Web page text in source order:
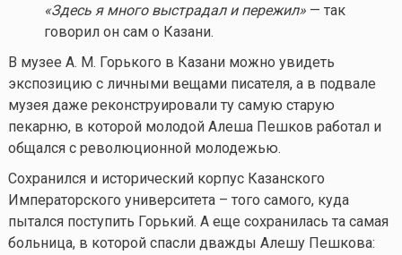
«Здесь я много выстрадал и пережил»— так
говорил он сам о Казани.
В музее А. М. Горького в Казани можно увидеть
экспозицию с личными вещами писателя, а в подвале
музея даже реконструировали ту самую старую
пекарню, в которой молодой Алеша Пешков работал и
общался с революционной молодежью.
Сохранился и исторический корпус Казанского
Императорского университета – того самого, куда
пытался поступить Горький. А еще сохранилась та самая
больница, в которой спасли дважды Алешу Пешкова: